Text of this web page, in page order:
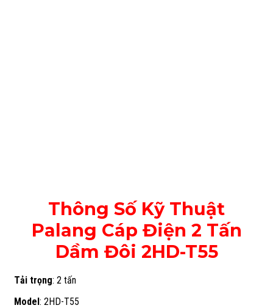
Thông Số Kỹ Thuật
Palang Cáp Điện 2 Tấn
Dầm Đôi 2HD-T55
Tải trọng: 2 tấn
Model: 2HD-T55